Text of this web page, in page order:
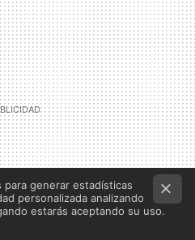
generar estadísticas
personalizada analizando
estarás aceptando su uso.